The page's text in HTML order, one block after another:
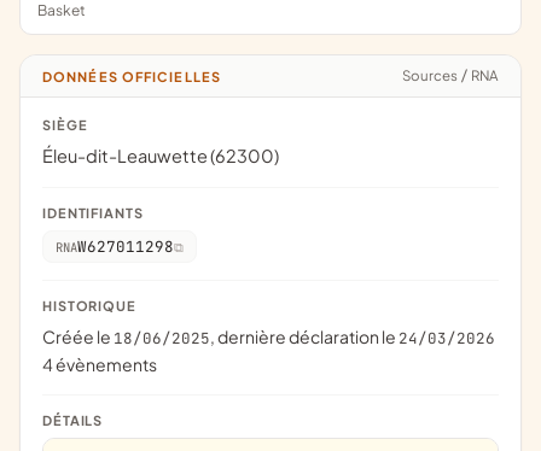
Basket
DONNÉES OFFICIELLES Sources / RNA
SIÈGE
Éleu-dit-Leauwette (62300)
IDENTIFIANTS
RNAW627011298
HISTORIQUE
Créée le 18/06/2025, dernière déclaration le 24/03/2026
4 évènements
DÉTAILS